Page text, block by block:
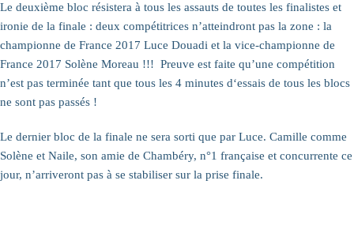
Le deuxième bloc résistera à tous les assauts de toutes les finalistes et
ironie de la finale : deux compétitrices n’atteindront pas la zone : la
championne de France 2017 Luce Douadi et la vice-championne de
France 2017 Solène Moreau !!! Preuve est faite qu’une compétition
n’est pas terminée tant que tous les 4 minutes d‘essais de tous les blocs
ne sont pas passés !
Le dernier bloc de la finale ne sera sorti que par Luce. Camille comme
Solène et Naile, son amie de Chambéry, n°1 française et concurrente ce
jour, n’arriveront pas à se stabiliser sur la prise finale.